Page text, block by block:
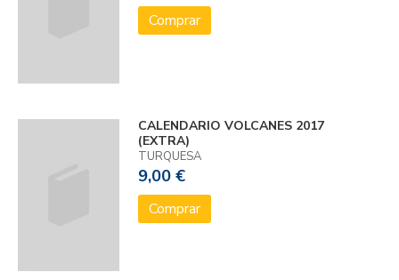
Comprar
CALENDARIO VOLCANES 2017
(EXTRA)
TURQUESA
9,00 €
Comprar